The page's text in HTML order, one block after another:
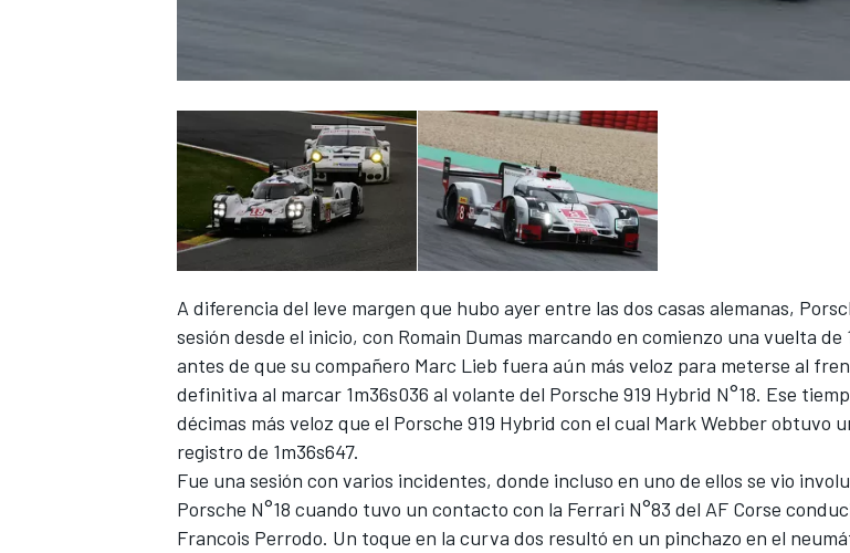
A diferencia del leve margen que hubo ayer entre las dos casas alemanas,
sesión desde el inicio, con Romain Dumas marcando en comienzo una vuelta de
antes de que su compañero Marc Lieb fuera aún más veloz para meterse al
definitiva al marcar 1m36s036 al volante del Porsche 919 Hybrid N°18. Ese
décimas más veloz que el Porsche 919 Hybrid con el cual Mark Webber obtuvo
registro de 1m36s647.
Fue una sesión con varios incidentes, donde incluso en uno de ellos se vio
Porsche N°18 cuando tuvo un contacto con la Ferrari N°83 del AF Corse
Francois Perrodo. Un toque en la curva dos resultó en un pinchazo en el